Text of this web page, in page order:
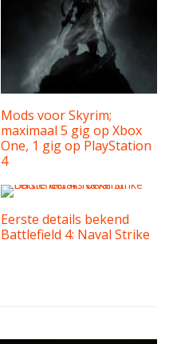
Mods voor Skyrim;
maximaal 5 gig op Xbox
One, 1 gig op PlayStation
4
Eerste details bekend
Battlefield 4: Naval Strike